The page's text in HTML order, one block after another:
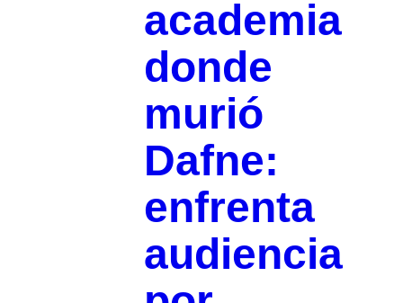
academia
donde
murió
Dafne:
enfrenta
audiencia